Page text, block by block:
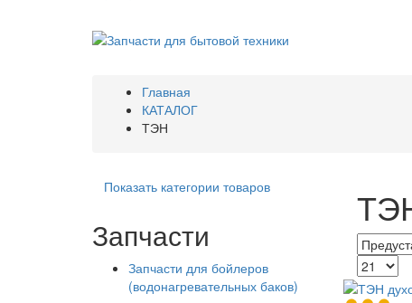
Главная
КАТАЛОГ
ТЭН
Показать категории товаров
Запчасти
Запчасти для бойлеров
(водонагревательных баков)